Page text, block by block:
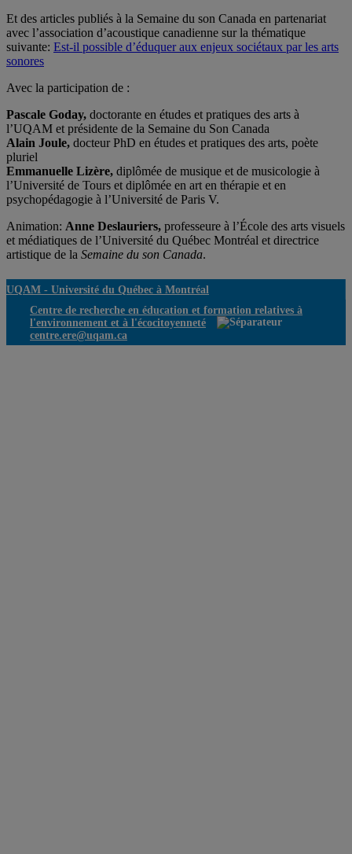
Et des articles publiés à la Semaine du son Canada en partenariat
avec l’association d’acoustique canadienne sur la thématique
suivante: Est-il possible d’éduquer aux enjeux sociétaux par les arts
sonores
Avec la participation de :
Pascale Goday, doctorante en études et pratiques des arts à
l’UQAM et présidente de la Semaine du Son Canada
Alain Joule, docteur PhD en études et pratiques des arts, poète
pluriel
Emmanuelle Lizère, diplômée de musique et de musicologie à
l’Université de Tours et diplômée en art en thérapie et en
psychopédagogie à l’Université de Paris V.
Animation: Anne Deslauriers, professeure à l’École des arts visuels
et médiatiques de l’Université du Québec Montréal et directrice
artistique de la Semaine du son Canada.
UQAM - Université du Québec à Montréal
Centre de recherche en éducation et formation relatives à
l'environnement et à l'écocitoyenneté
centre.ere@uqam.ca